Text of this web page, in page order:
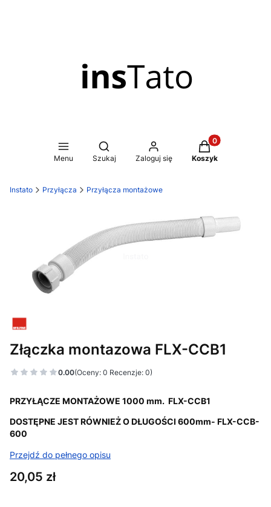
Menu
Otwórz wyszukiwarkę
Szukaj Zaloguj się
Produkty w
Koszyk
Instato Przyłącza Przyłącza montażowe
Złączka montazowa FLX-CCB1
0.00(Oceny: 0 Recenzje: 0)
PRZYŁĄCZE MONTAŻOWE 1000 mm. FLX-CCB1
DOSTĘPNE JEST RÓWNIEŻ O DŁUGOŚCI 600mm- FLX-CCB-
600
Przejdź do pełnego opisu
Cena
20,05 zł